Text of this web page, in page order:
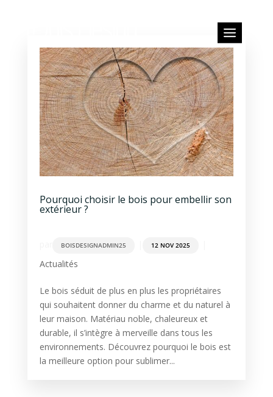
Pourquoi choisir le bois pour embellir son
extérieur ?
BOISDESIGNADMIN25 12 NOV 2025
Actualités
Le bois séduit de plus en plus les propriétaires
qui souhaitent donner du charme et du naturel à
leur maison. Matériau noble, chaleureux et
durable, il s’intègre à merveille dans tous les
environnements. Découvrez pourquoi le bois est
la meilleure option pour sublimer...